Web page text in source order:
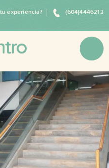
experiencia? (604)4446213